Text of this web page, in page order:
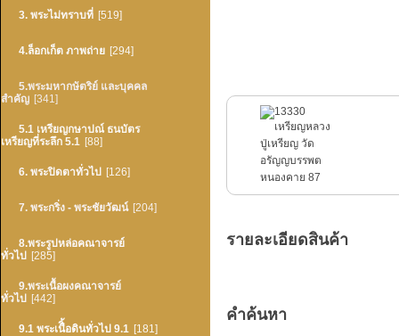
3. พระไม่ทราบที่ [519]
4.ล็อกเก็ต ภาพถ่าย [294]
5.พระมหากษัตริย์ และบุคคล
สำคัญ [341]
5.1 เหรียญกษาปณ์ ธนบัตร
เหรียญที่ระลึก 5.1 [88]
6. พระปิดตาทั่วไป [126]
7. พระกริ่ง - พระชัยวัฒน์ [204]
8.พระรูปหล่อคณาจารย์
ทั่วไป
[285]
9.พระเนื้อผงคณาจารย์
ทั่วไป
[442]
9.1 พระเนืิ้อดินทั่วไป 9.1 [181]
รายละเอียดสินค้า
คำค้นหา